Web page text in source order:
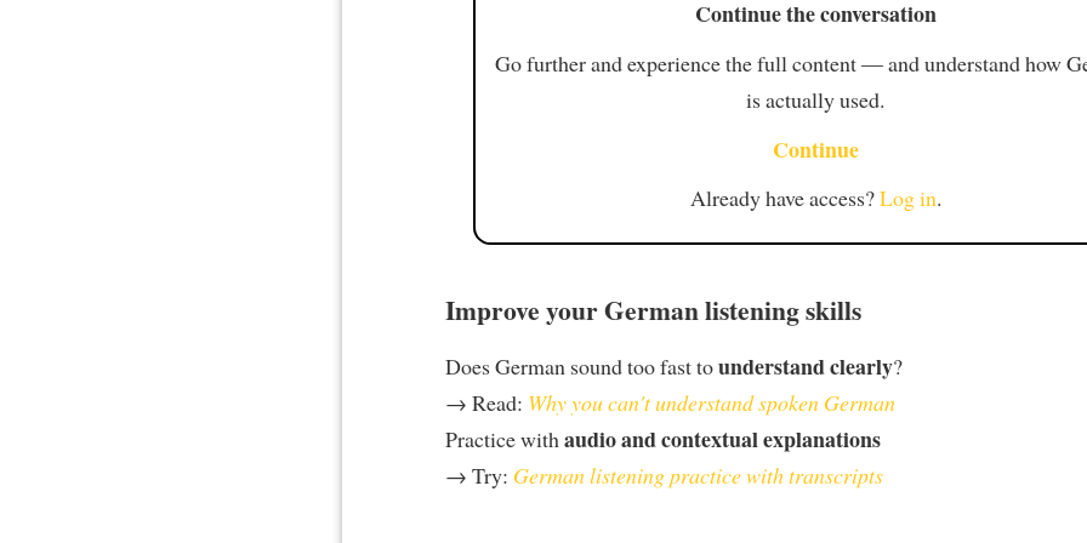
Continue the conversation
Go further and experience the full content — and understand how
is actually used.
Continue
Already have access?Log in.
Improve your German listening skills
Does German sound too fast tounderstand clearly?
→ Read: Why you can't understand spoken German
Practice with audio and contextual explanations
→ Try: German listening practice with transcripts